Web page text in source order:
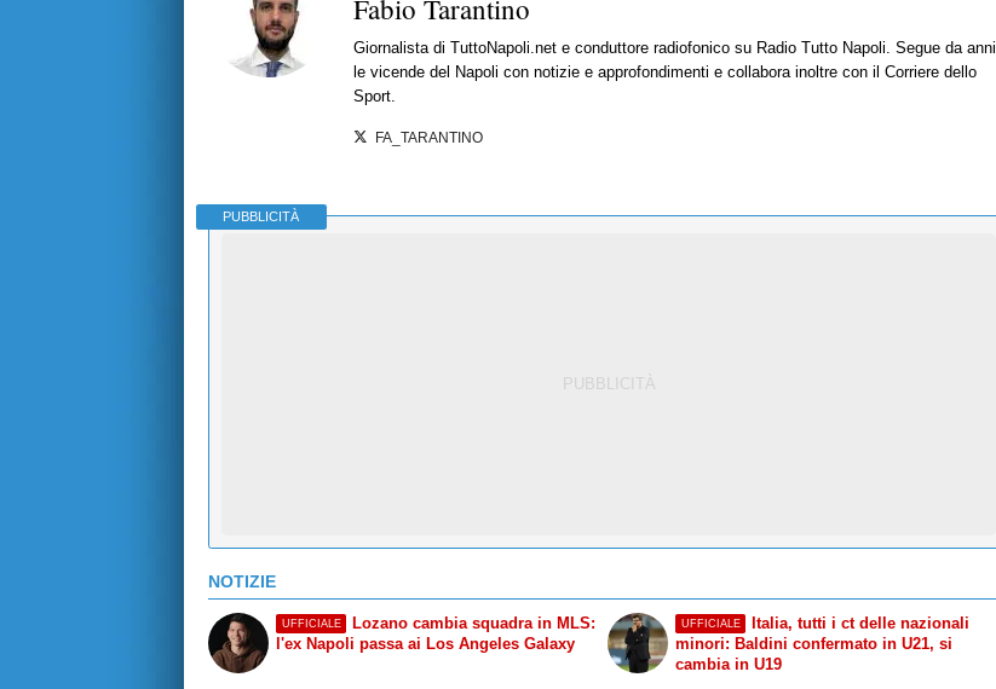
Fabio Tarantino
Giornalista di TuttoNapoli.net e conduttore radiofonico su Radio Tutto Napoli. Segue da anni
le vicende del Napoli con notizie e approfondimenti e collabora inoltre con il Corriere dello
Sport.
FA_TARANTINO
PUBBLICITÀ
NOTIZIE
UFFICIALE
Lozano cambia squadra in MLS:
l'ex Napoli passa ai Los Angeles Galaxy
UFFICIALE
Italia, tutti i ct delle nazionali
minori: Baldini confermato in U21, si
cambia in U19